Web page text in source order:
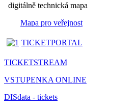
digitálně technická mapa
Mapa pro veřejnost
TICKETPORTAL
TICKETSTREAM
VSTUPENKA ONLINE
DISdata - tickets